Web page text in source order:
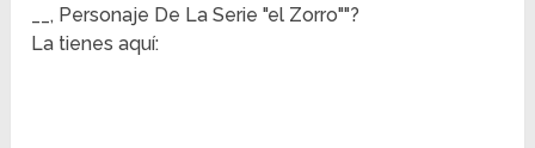
__, Personaje De La Serie "el Zorro""?
La tienes aquí: